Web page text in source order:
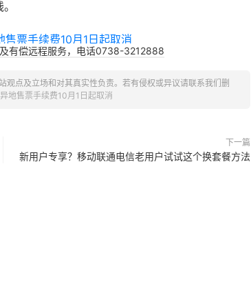
有偿远程服务，电话0738-3212888
点及立场和对其真实性负责。若有侵权或异议请联系我们删
地售票手续费10月1日起取消
下一篇
新用户专享？移动联通电信老用户试试这个换套餐方法